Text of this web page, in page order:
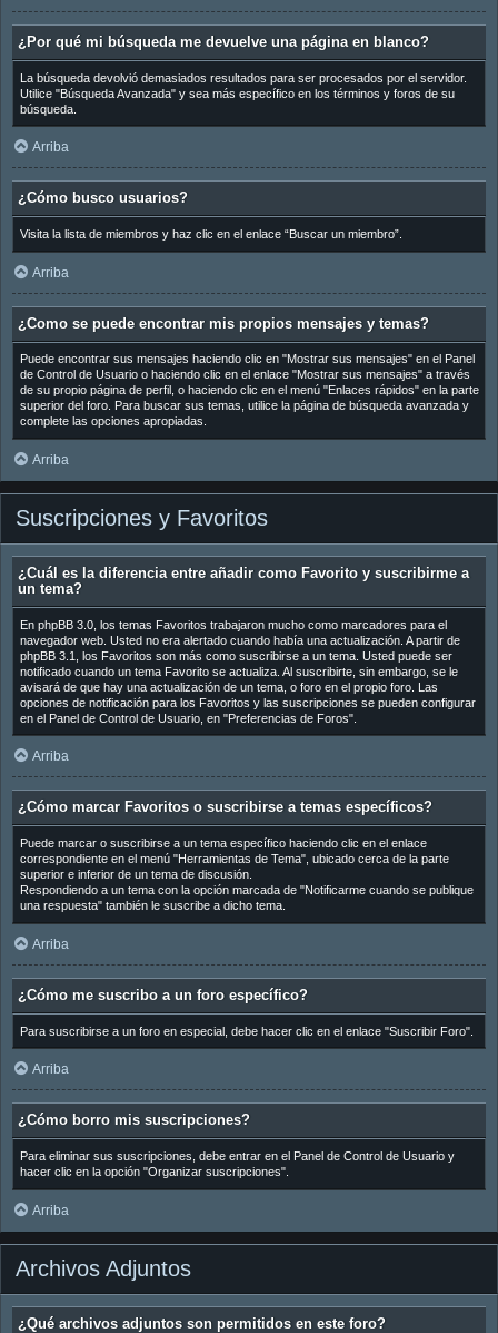
¿Por qué mi búsqueda me devuelve una página en blanco?
La búsqueda devolvió demasiados resultados para ser procesados por el servidor.
Utilice "Búsqueda Avanzada" y sea más específico en los términos y foros de su
búsqueda.
Arriba
¿Cómo busco usuarios?
Visita la lista de miembros y haz clic en el enlace “Buscar un miembro”.
Arriba
¿Como se puede encontrar mis propios mensajes y temas?
Puede encontrar sus mensajes haciendo clic en "Mostrar sus mensajes" en el Panel
de Control de Usuario o haciendo clic en el enlace "Mostrar sus mensajes" a través
de su propio página de perfil, o haciendo clic en el menú "Enlaces rápidos" en la parte
superior del foro. Para buscar sus temas, utilice la página de búsqueda avanzada y
complete las opciones apropiadas.
Arriba
Suscripciones y Favoritos
¿Cuál es la diferencia entre añadir como Favorito y suscribirme a
un tema?
En phpBB 3.0, los temas Favoritos trabajaron mucho como marcadores para el
navegador web. Usted no era alertado cuando había una actualización. A partir de
phpBB 3.1, los Favoritos son más como suscribirse a un tema. Usted puede ser
notificado cuando un tema Favorito se actualiza. Al suscribirte, sin embargo, se le
avisará de que hay una actualización de un tema, o foro en el propio foro. Las
opciones de notificación para los Favoritos y las suscripciones se pueden configurar
en el Panel de Control de Usuario, en "Preferencias de Foros".
Arriba
¿Cómo marcar Favoritos o suscribirse a temas específicos?
Puede marcar o suscribirse a un tema específico haciendo clic en el enlace
correspondiente en el menú "Herramientas de Tema", ubicado cerca de la parte
superior e inferior de un tema de discusión.
Respondiendo a un tema con la opción marcada de "Notificarme cuando se publique
una respuesta" también le suscribe a dicho tema.
Arriba
¿Cómo me suscribo a un foro específico?
Para suscribirse a un foro en especial, debe hacer clic en el enlace "Suscribir Foro".
Arriba
¿Cómo borro mis suscripciones?
Para eliminar sus suscripciones, debe entrar en el Panel de Control de Usuario y
hacer clic en la opción "Organizar suscripciones".
Arriba
Archivos Adjuntos
¿Qué archivos adjuntos son permitidos en este foro?